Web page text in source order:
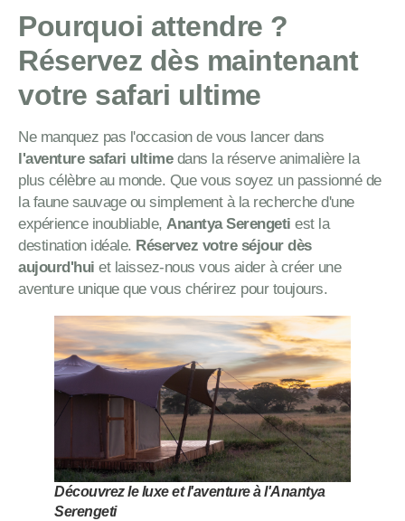
Pourquoi attendre ?
Réservez dès maintenant
votre safari ultime
Ne manquez pas l'occasion de vous lancer dans
l'aventure safari ultimedans la réserve animalière la
plus célèbre au monde. Que vous soyez un passionné de
la faune sauvage ou simplement à la recherche d'une
expérience inoubliable, Anantya Serengeti est la
destination idéale. Réservez votre séjour dès
aujourd'hui et laissez-nous vous aider à créer une
aventure unique que vous chérirez pour toujours.
Découvrez le luxe et l'aventure à l'Anantya
Serengeti